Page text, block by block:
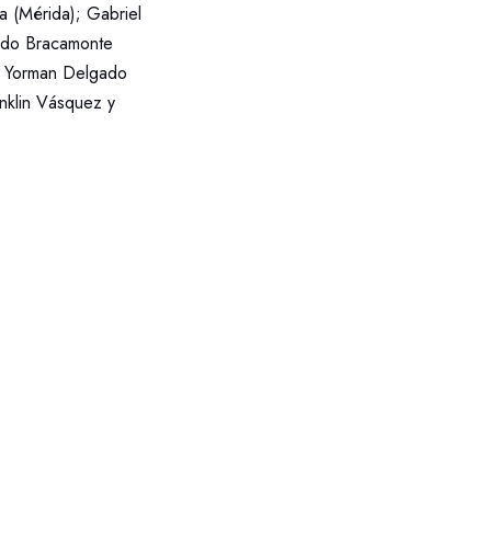
(Mérida); Gabriel
Bracamonte
Delgado
Vásquez y